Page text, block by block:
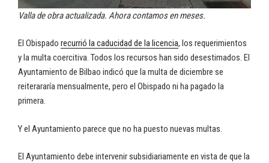
Valla de obra actualizada. Ahora contamos en meses.
El Obispado recurrió la caducidad de la licencia, los requerimientos
y la multa coercitiva. Todos los recursos han sido desestimados. El
Ayuntamiento de Bilbao indicó que la multa de diciembre se
reiterararía mensualmente, pero el Obispado ni ha pagado la
primera.
Y el Ayuntamiento parece que no ha puesto nuevas multas.
El Ayuntamiento debe intervenir subsidiariamente en vista de que la